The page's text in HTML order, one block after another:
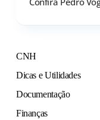
CNH
Dicas e Utilidades
Documentação
Finanças